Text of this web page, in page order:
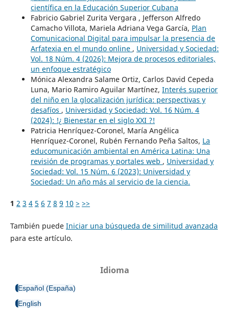
científica en la Educación Superior Cubana
Fabricio Gabriel Zurita Vergara , Jefferson Alfredo
Camacho Villota, Mariela Adriana Vega García, Plan
Comunicacional Digital para impulsar la presencia de
Arfatexia en el mundo online , Universidad y Sociedad:
Vol. 18 Núm. 4 (2026): Mejora de procesos editoriales,
un enfoque estratégico
Mónica Alexandra Salame Ortiz, Carlos David Cepeda
Luna, Mario Ramiro Aguilar Martínez, Interés superior
del niño en la glocalización jurídica: perspectivas y
desafíos , Universidad y Sociedad: Vol. 16 Núm. 4
(2024): !¿ Bienestar en el siglo XXI ?!
Patricia Henríquez-Coronel, María Angélica
Henríquez-Coronel, Rubén Fernando Peña Saltos, La
educomunicación ambiental en América Latina: Una
revisión de programas y portales web , Universidad y
Sociedad: Vol. 15 Núm. 6 (2023): Universidad y
Sociedad: Un año más al servicio de la ciencia.
1 2 3 4 5 6 7 8 9 10 > >>
También puede Iniciar una búsqueda de similitud avanzada
para este artículo.
Idioma
Español (España)
English